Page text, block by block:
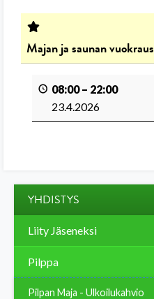
Majan ja saunan vuokraus
08:00 – 22:00
23.4.2026
YHDISTYS
Liity Jäseneksi
Pilppa
Pilpan Maja - Ulkoilukahvio